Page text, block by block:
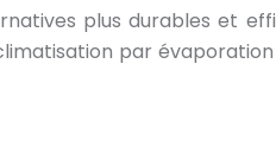
plus durables et
par